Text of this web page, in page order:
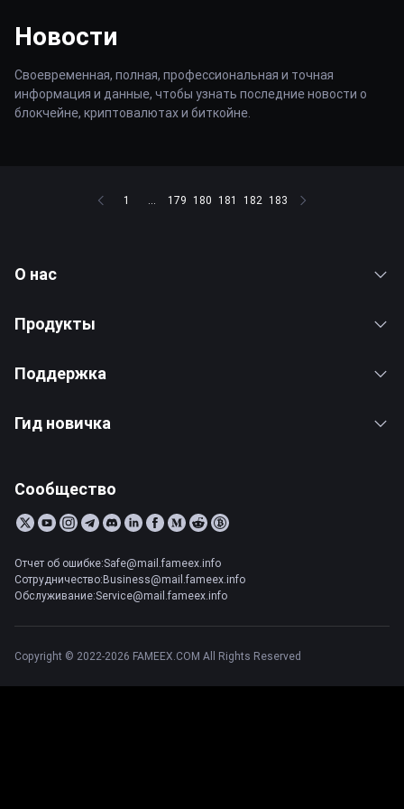
Новости
Своевременная, полная, профессиональная и точная
информация и данные, чтобы узнать последние новости о
блокчейне, криптовалютах и биткойне.
1 ... 179 180 181 182 183
О нас
Продукты
Поддержка
Гид новичка
Сообщество
Отчет об ошибке:Safe@mail.fameex.info
Сотрудничество:Business@mail.fameex.info
Обслуживание:Service@mail.fameex.info
Copyright © 2022-2026 FAMEEX.COM All Rights Reserved